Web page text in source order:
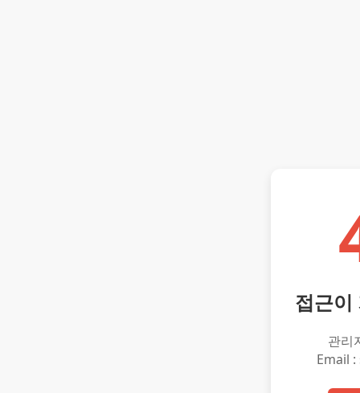
접근이
관리
Email